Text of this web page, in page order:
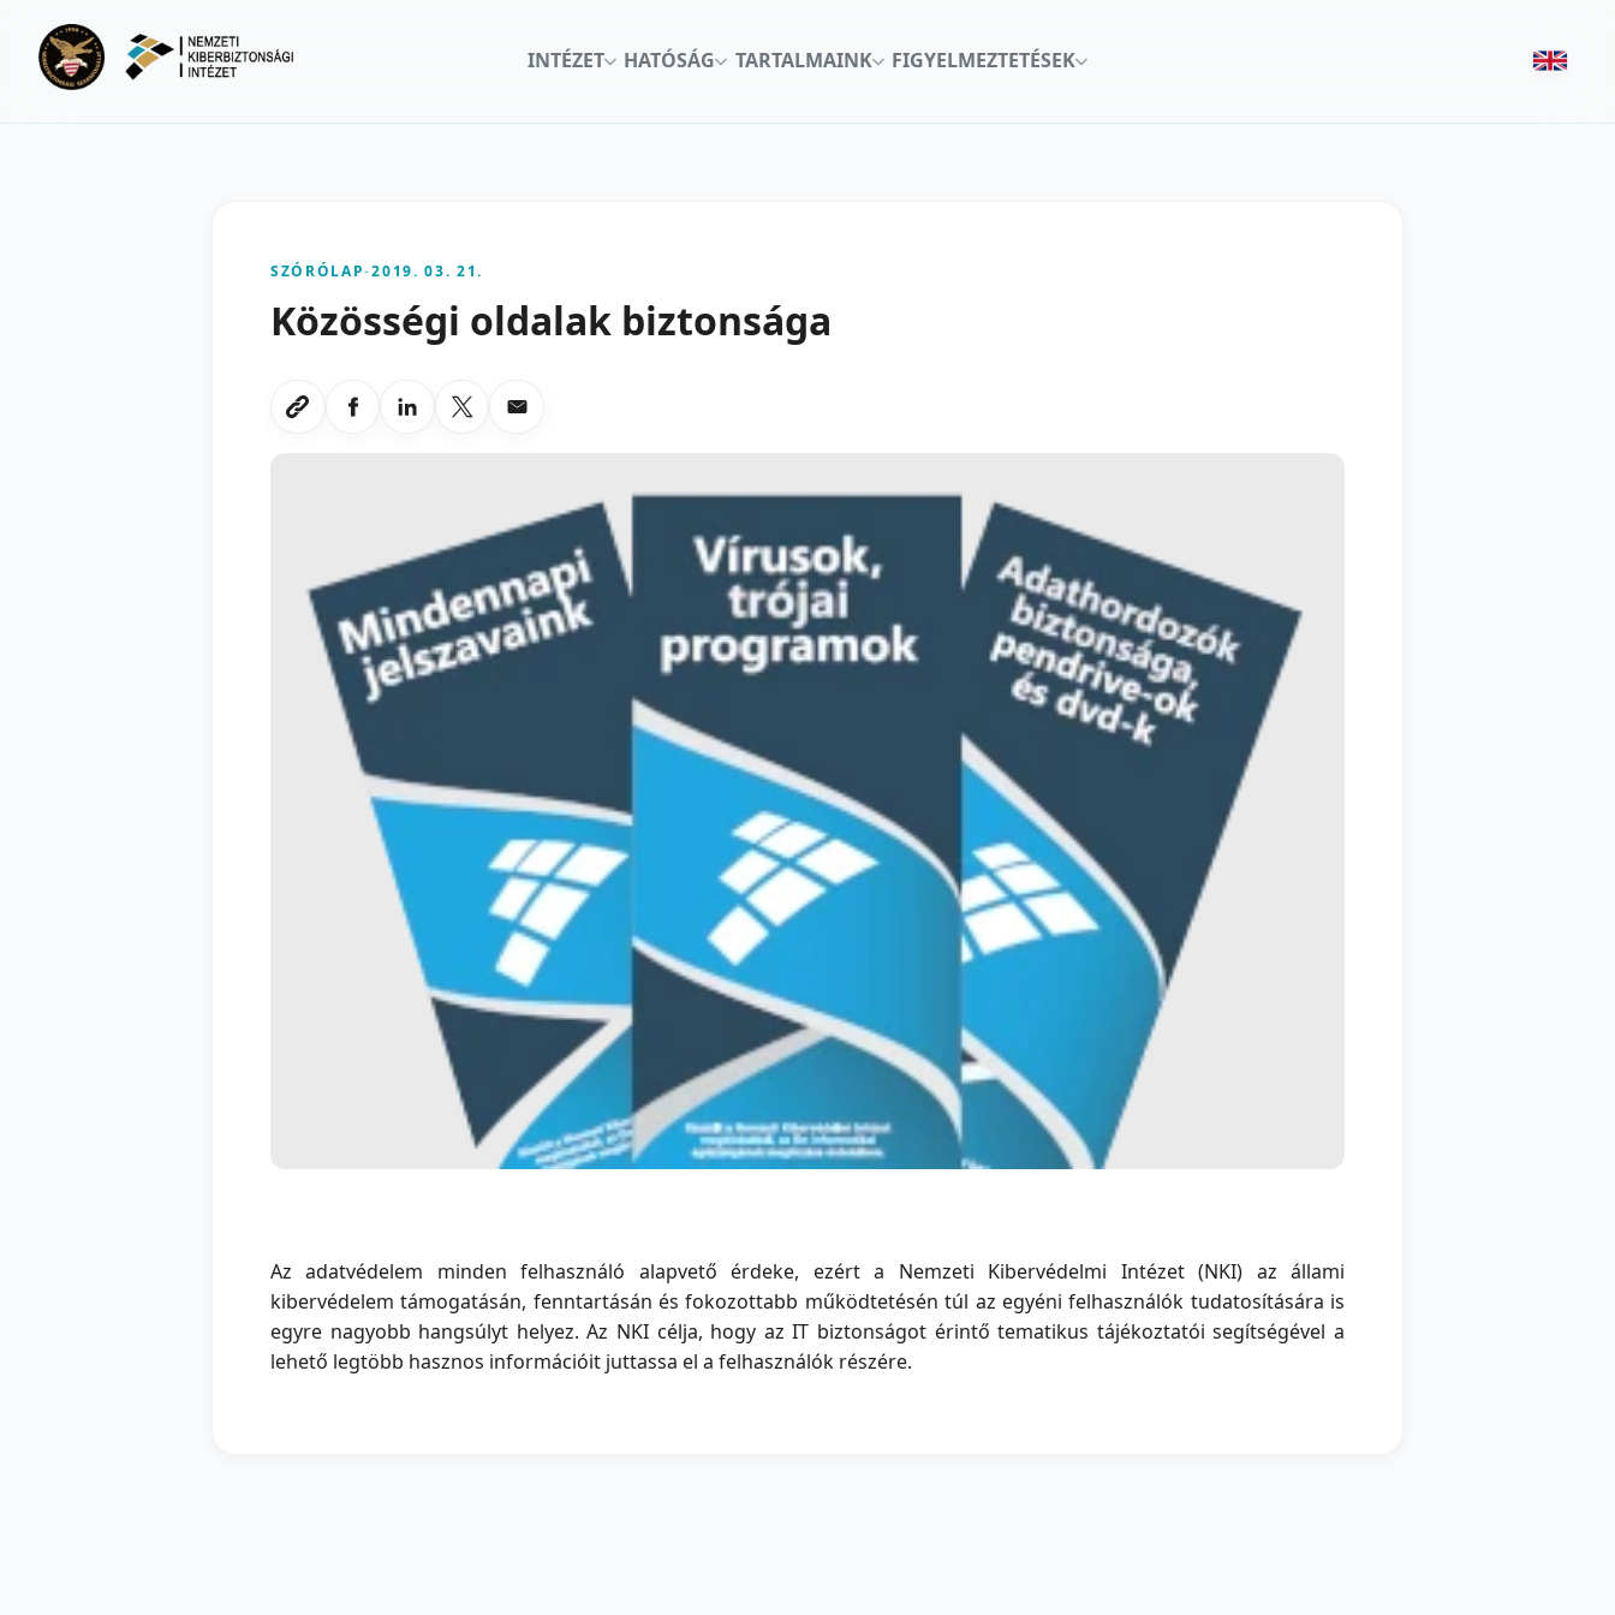
INTÉZET
HATÓSÁG TARTALMAINK FIGYELMEZTETÉSEK
SZÓRÓLAP-2019. 03. 21.
Közösségi oldalak biztonsága
Link masolasa
Megosztas Facebookon
Megosztas LinkedInen
Megosztas X-en
Megosztas emailben
Az adatvédelem minden felhasználó alapvető érdeke, ezért a Nemzeti Kibervédelmi Intézet (NKI) az állami
kibervédelem támogatásán, fenntartásán és fokozottabb működtetésén túl az egyéni felhasználók tudatosítására is
egyre nagyobb hangsúlyt helyez. Az NKI célja, hogy az IT biztonságot érintő tematikus tájékoztatói segítségével a
lehető legtöbb hasznos információit juttassa el a felhasználók részére.